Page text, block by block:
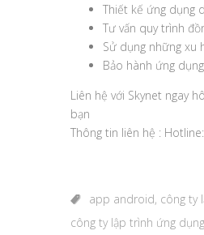
Thiết kế ứng dụng
Tư vấn quy trình
Sử dụng những xu
Bảo hành ứng
Liên hệ với Skynet ngay
bạn
Thông tin liên hệ :
app android, công ty
công ty lập trình ứng dụng